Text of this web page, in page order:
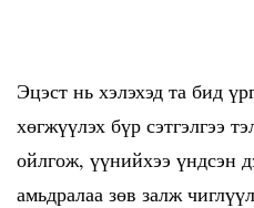
Эцэст нь хэлэхэд та бид
хөгжүүлэх бүр сэтгэлгээ
ойлгож, үүнийхээ үндсэн
амьдралаа зөв залж